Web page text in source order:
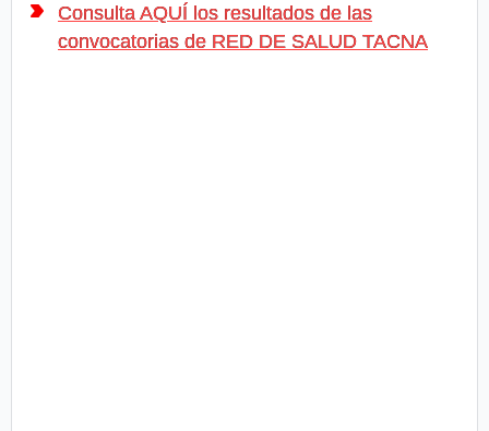
Consulta AQUÍ los resultados de las
convocatorias de RED DE SALUD TACNA